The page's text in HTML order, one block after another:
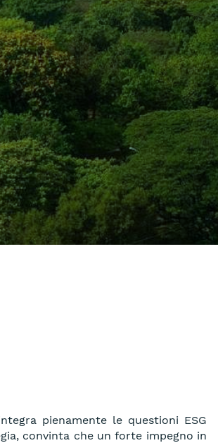
pienamente le questioni ESG
convinta che un forte impegno in